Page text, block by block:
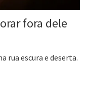
fora dele
rua escura e deserta.